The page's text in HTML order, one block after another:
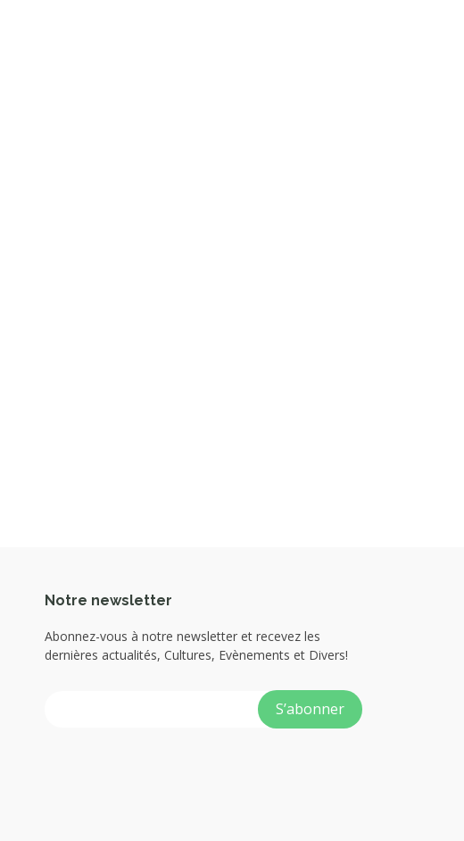
Notre newsletter
Abonnez-vous à notre newsletter et recevez les
dernières actualités, Cultures, Evènements et Divers!